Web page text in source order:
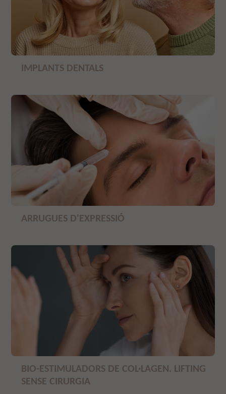
IMPLANTS DENTALS
ARRUGUES D'EXPRESSIÓ
BIO-ESTIMULADORS DE COL·LAGEN. LIFTING
SENSE CIRURGIA